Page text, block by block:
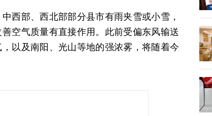
西部、西北部部分县市有雨夹雪或小雪，
空气质量有直接作用。此前受偏东风输送
以及南阳、光山等地的强浓雾，将随着今